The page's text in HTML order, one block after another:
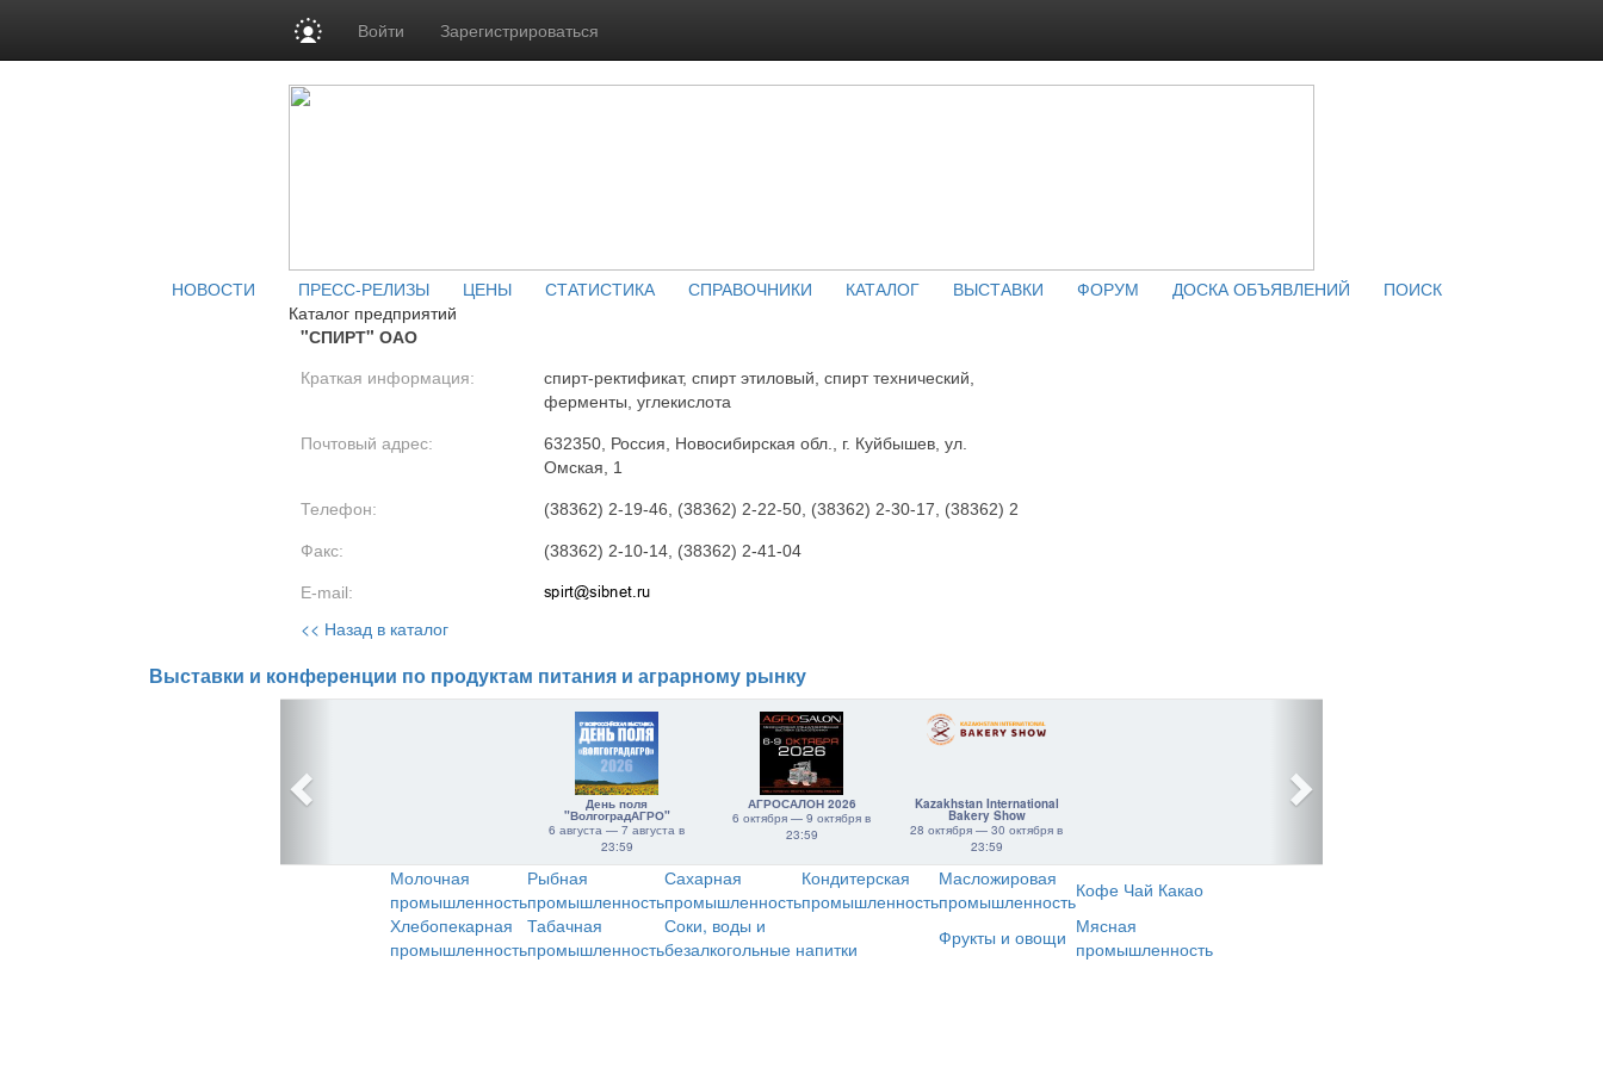
Войти Зарегистрироваться
НОВОСТИ ПРЕСС-РЕЛИЗЫ ЦЕНЫ СТАТИСТИКА СПРАВОЧНИКИ КАТАЛОГ ВЫСТАВКИ ФОРУМ ДОСКА ОБЪЯВЛЕНИЙ
ПОИСК
Каталог предприятий
"СПИРТ" ОАО
Краткая информация:
спирт-ректификат, спирт этиловый, спирт технический,
ферменты, углекислота
Почтовый адрес:
632350, Россия, Новосибирская обл., г. Куйбышев, ул.
Омская, 1
Телефон: (38362) 2-19-46, (38362) 2-22-50, (38362) 2-30-17, (38362) 2
Факс: (38362) 2-10-14, (38362) 2-41-04
E-mail:
<< Назад в каталог
Выставки и конференции по продуктам питания и аграрному рынку
День поля
"ВолгоградАГРО"
6 августа — 7 августа в
23:59
АГРОСАЛОН 2026
6 октября — 9 октября в
23:59
Kazakhstan International
Bakery Show
28 октября — 30 октября в
23:59
Молочная
промышленность
Рыбная
промышленность
Сахарная
промышленность
Кондитерская
промышленность
Масложировая
промышленностьКофе Чай Какао
Хлебопекарная
промышленность
Табачная
промышленность
Соки, воды и
безалкогольные напитки
Фрукты и овощи Мясная
промышленность